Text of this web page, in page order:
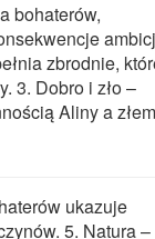
bohaterów,
zbrodnie,
3. Dobro i zło –
Aliny a złem
ukazuje
5. Natura –